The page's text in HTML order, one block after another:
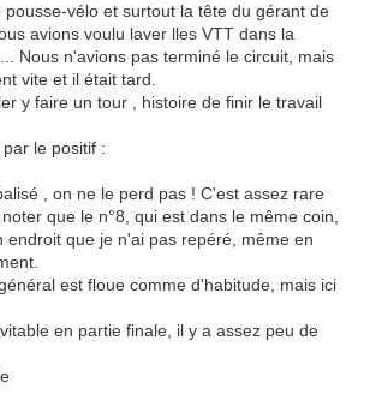
vélo et surtout la tête du gérant de
avions voulu laver lles VTT dans la
Nous n'avions pas terminé le circuit, mais
vite et il était tard.
y faire un tour , histoire de finir le travail
le positif :
, on ne le perd pas ! C'est assez rare
que le n°8, qui est dans le même coin,
endroit que je n'ai pas repéré, même en
est floue comme d'habitude, mais ici
en partie finale, il y a assez peu de